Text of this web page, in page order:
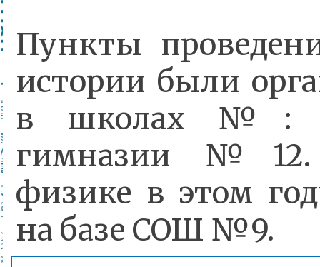
Пункты
истории были
в школах №:
гимназии
физике в этом
на базе СОШ №9.